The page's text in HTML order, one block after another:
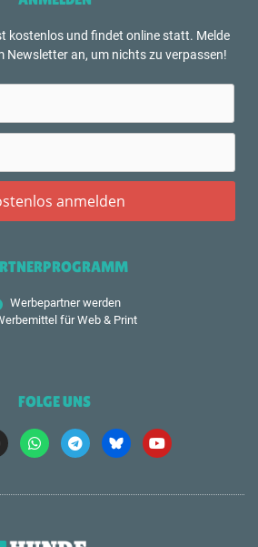
kostenlos und findet online statt. Melde
Newsletter an, um nichts zu verpassen!
Werbepartner werden
für Web & Print
FOLGE UNS